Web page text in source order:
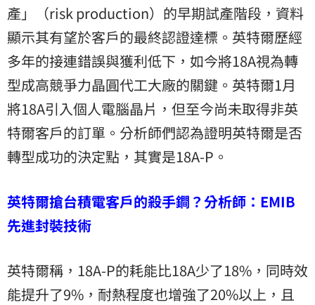
產」（risk production）的早期試產階段，資料
顯示其有望於客戶的最終認證達標。英特爾歷經
多年的接連錯誤與獲利低下，如今將18A視為轉
型成高競爭力晶圓代工大廠的關鍵。英特爾1月
將18A引入個人電腦晶片，但至今尚未取得非英
特爾客戶的訂單。分析師們認為證明英特爾是否
轉型成功的決定點，其實是18A-P。
英特爾搶台積電客戶的殺手鐧？分析師：EMIB
先進封裝技術
英特爾稱，18A-P的耗能比18A少了18%，同時效
能提升了9%，耐熱程度也增強了20%以上，且